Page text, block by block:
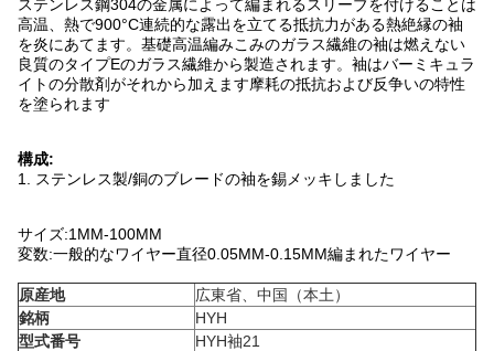
ステンレス鋼304の金属によって編まれるスリーブを付けることは
高温、熱で900°C連続的な露出を立てる抵抗力がある熱絶縁の袖
を炎にあてます。基礎高温編みこみのガラス繊維の袖は燃えない
良質のタイプEのガラス繊維から製造されます。袖はバーミキュラ
イトの分散剤がそれから加えます摩耗の抵抗および反争いの特性
を塗られます
構成:
1.
ステンレス製/銅のブレードの袖を錫メッキしました
サイズ:1MM-100MM
変数:一般的なワイヤー直径0.05MM-0.15MM編まれたワイヤー
原産地
広東省、中国（本土）
銘柄
HYH
型式番号
HYH袖21